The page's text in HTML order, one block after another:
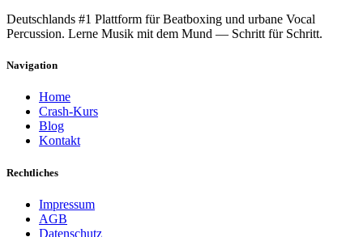
Deutschlands #1 Plattform für Beatboxing und urbane Vocal
Percussion. Lerne Musik mit dem Mund — Schritt für Schritt.
Navigation
Home
Crash-Kurs
Blog
Kontakt
Rechtliches
Impressum
AGB
Datenschutz